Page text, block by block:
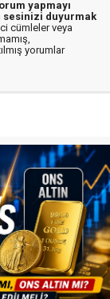
yapmayı
sesinizi duyurmak
cümleler veya
yorumlar